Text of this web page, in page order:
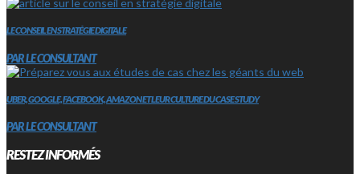
LE CONSEIL EN STRATÉGIE DIGITALE
PAR LE CONSULTANT
UBER, GOOGLE, FACEBOOK, AMAZON ET LEUR CULTURE DU CASE STUDY
PAR LE CONSULTANT
RESTEZ INFORMÉS